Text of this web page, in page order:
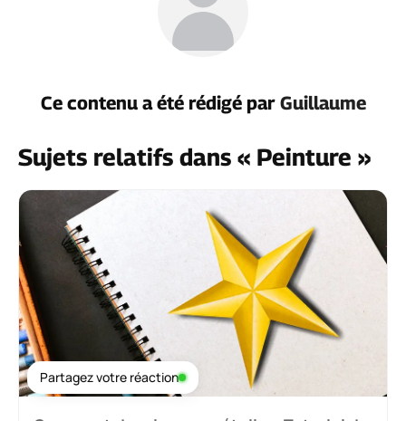
Ce contenu a été rédigé par Guillaume
Sujets relatifs dans « Peinture »
Partagez votre réaction